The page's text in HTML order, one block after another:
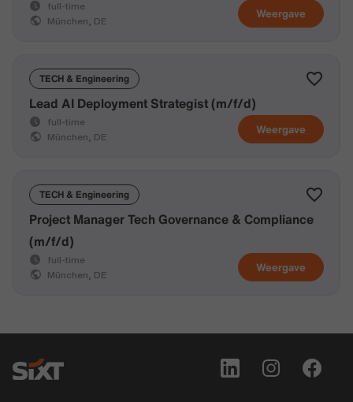
Weergave
full-time
München, DE
TECH & Engineering
Weergave
Lead AI Deployment Strategist (m/f/d)
full-time
München, DE
TECH & Engineering
Weergave
Project Manager Tech Governance & Compliance
(m/f/d)
full-time
München, DE